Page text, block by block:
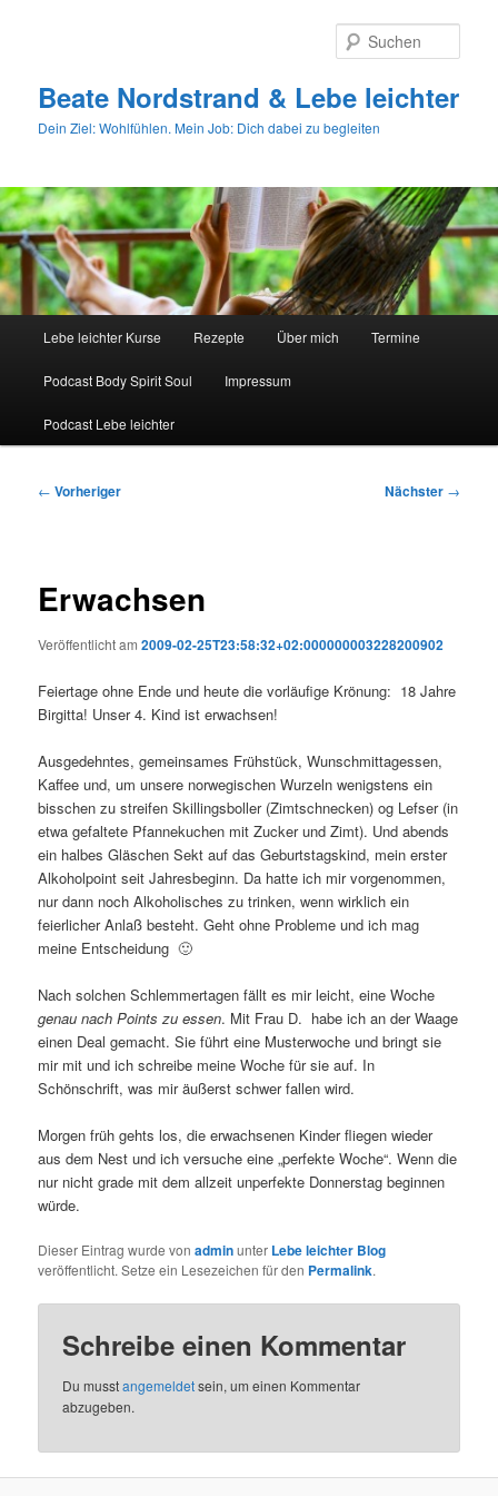
Beate Nordstrand & Lebe leichter
Dein Ziel: Wohlfühlen. Mein Job: Dich dabei zu begleiten
Lebe leichter Kurse Rezepte Über mich Termine
Podcast Body Spirit Soul Impressum
Podcast Lebe leichter
Beitragsnavigation
← Vorheriger Nächster →
Erwachsen
Veröffentlicht am2009-02-25T23:58:32+02:000000003228200902
Feiertage ohne Ende und heute die vorläufige Krönung: 18 Jahre
Birgitta! Unser 4. Kind ist erwachsen!
Ausgedehntes, gemeinsames Frühstück, Wunschmittagessen,
Kaffee und, um unsere norwegischen Wurzeln wenigstens ein
bisschen zu streifen Skillingsboller (Zimtschnecken) og Lefser (in
etwa gefaltete Pfannekuchen mit Zucker und Zimt). Und abends
ein halbes Gläschen Sekt auf das Geburtstagskind, mein erster
Alkoholpoint seit Jahresbeginn. Da hatte ich mir vorgenommen,
nur dann noch Alkoholisches zu trinken, wenn wirklich ein
feierlicher Anlaß besteht. Geht ohne Probleme und ich mag
meine Entscheidung 🙂
Nach solchen Schlemmertagen fällt es mir leicht, eine Woche
genau nach Points zu essen. Mit Frau D. habe ich an der Waage
einen Deal gemacht. Sie führt eine Musterwoche und bringt sie
mir mit und ich schreibe meine Woche für sie auf. In
Schönschrift, was mir äußerst schwer fallen wird.
Morgen früh gehts los, die erwachsenen Kinder fliegen wieder
aus dem Nest und ich versuche eine „perfekte Woche“. Wenn die
nur nicht grade mit dem allzeit unperfekte Donnerstag beginnen
würde.
Dieser Eintrag wurde vonadminunter Lebe leichter Blog
veröffentlicht. Setze ein Lesezeichen für den Permalink.
Schreibe einen Kommentar
Du musstangemeldetsein, um einen Kommentar
abzugeben.